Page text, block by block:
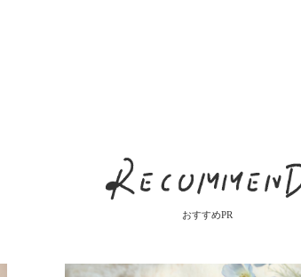
おすすめPR